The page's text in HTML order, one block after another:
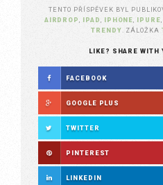
TENTO PŘÍSPĚVEK BYL
AIRDROP
IPAD IPHONE IPURE
TRENDY . ZÁLOŽKA
LIKE? SHARE WITH
FACEBOOK
GOOGLE PLUS
TWITTER
PINTEREST
LINKEDIN